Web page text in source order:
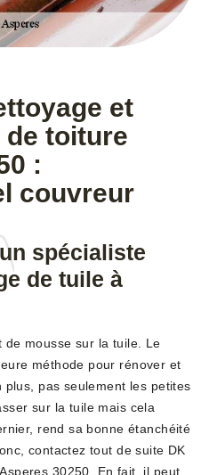
et
de toiture
:
couvreur
spécialiste
de tuile à
de mousse sur la tuile. Le
méthode pour rénover et
plus, pas seulement les petites
sur la tuile mais cela
rend sa bonne étanchéité
contactez tout de suite DK
30250. En fait, il peut